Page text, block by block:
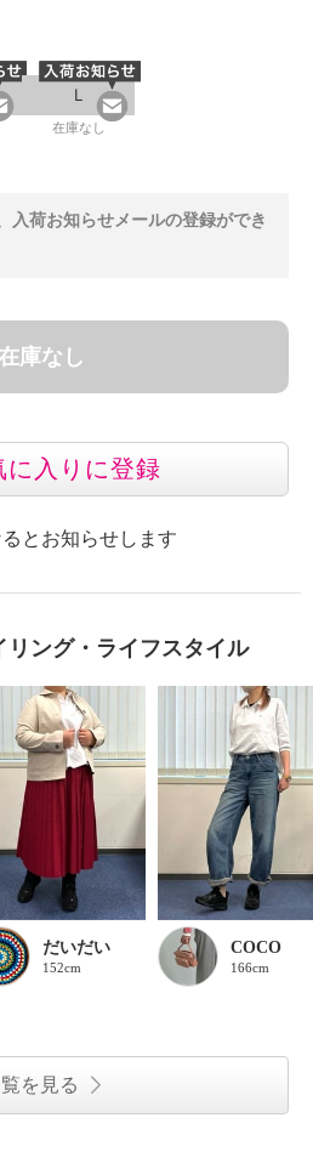
Ｌ
在庫なし
入荷お知らせメールの登録ができ
庫なし
に入りに登録
とお知らせします
リング・ライフスタイル
だいだい
152cm
COCO
166cm
を見る